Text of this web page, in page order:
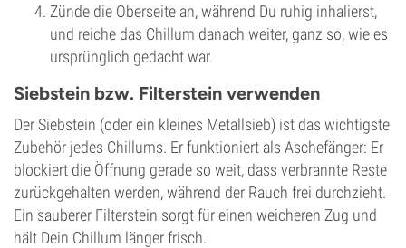
Zünde die Oberseite an, während Du ruhig inhalierst,
und reiche das Chillum danach weiter, ganz so, wie es
ursprünglich gedacht war.
Siebstein bzw. Filterstein verwenden
Der Siebstein (oder ein kleines Metallsieb) ist das wichtigste
Zubehör jedes Chillums. Er funktioniert als Aschefänger: Er
blockiert die Öffnung gerade so weit, dass verbrannte Reste
zurückgehalten werden, während der Rauch frei durchzieht.
Ein sauberer Filterstein sorgt für einen weicheren Zug und
hält Dein Chillum länger frisch.